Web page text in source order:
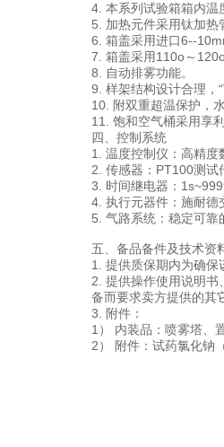
4. 本系列试验箱箱内温
5. 加热元件采用钛加
6. 箱盖采用进口6--
7. 箱盖采用110o～
8. 自动排雾功能。
9. 样架结构设计合理，
10. 附双重超温保护，
11. 饱和空气桶
四、控制系统
1. 温度控制仪：高精度
2. 传感器：PT100测试
3. 时间继电器：
4. 执行元器件：施耐德
5. 气路系统：稳定可靠
五、备品备件及技术资
1. 提供质保期内为确
2. 提供操作使用说明
备而要求卖方提供的其
3. 附件：
1） 内装品：喷雾塔、
2） 附件：试药氯化钠